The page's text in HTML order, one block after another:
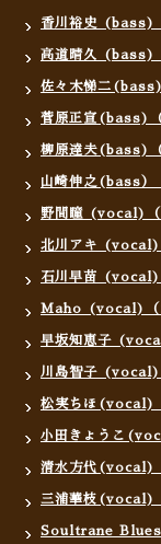
香川裕史 (bass)
高道晴久 (bass)
佐々木悌二(bass)
菅原正宣(bass)（
柳原達夫(bass)（
山崎伸之(bass）
野間瞳 (vocal)（
北川アキ (vocal)
石川早苗 (vocal)
Maho (vocal)（
早坂知恵子
川島智子 (vocal)
松実ちほ(vocal)
小田きょうこ
清水方代(vocal)
三浦華枝(vocal)
Soultrane Blues